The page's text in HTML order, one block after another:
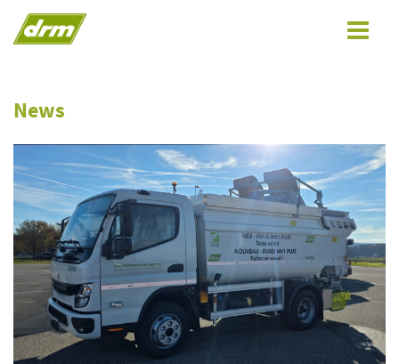
Toggle
News